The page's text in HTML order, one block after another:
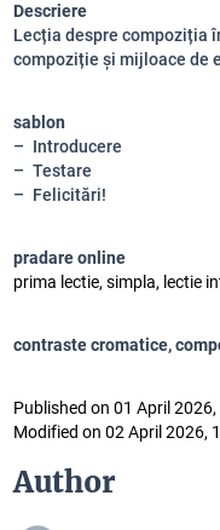
Descriere
Lecția despre compoziția
compoziție și mijloace de
sablon
Introducere
Testare
Felicitări!
pradare online
prima lectie, simpla, lectie
contraste cromatice,
Published on 01 April
Modified on 02 April 2026,
Author